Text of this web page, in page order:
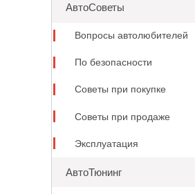
АвтоСоветы
Вопросы автолюбителей
По безопасности
Советы при покупке
Советы при продаже
Эксплуатация
АвтоТюнинг